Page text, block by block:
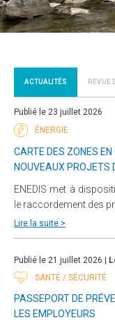
ACTUALITÉS REVUE
Publié le 23 juillet 2026
ÉNERGIE
CARTE DES ZONES
NOUVEAUX PROJETS
ENEDIS met à
le raccordement des
Lire la suite >
Publié le 21 juillet 2026 |
SANTÉ / SÉCURITÉ
PASSEPORT DE
LES EMPLOYEURS